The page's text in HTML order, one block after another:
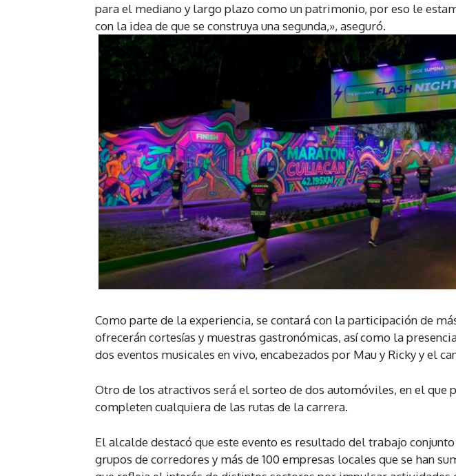
para el mediano y largo plazo como un patrimonio, por eso le
con la idea de que se construya una segunda,», aseguró.
Como parte de la experiencia, se contará con la participación de
ofrecerán cortesías y muestras gastronómicas, así como la
dos eventos musicales en vivo, encabezados por Mau y Ricky y el
Otro de los atractivos será el sorteo de dos automóviles, en el que
completen cualquiera de las rutas de la carrera.
El alcalde destacó que este evento es resultado del trabajo
grupos de corredores y más de 100 empresas locales que se han